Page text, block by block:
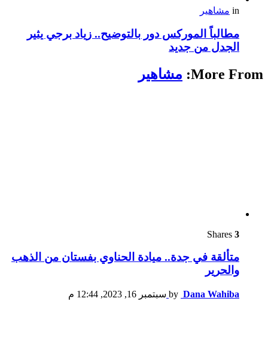
in مشاهير
مطالباً الموركس دور بالتوضيح.. زياد برجي يثير
الجدل من جديد
More From: مشاهير
3
متألقة في جدة.. ميادة الحناوي بفستان من الذهب
والحرير
by Dana Wahiba سبتمبر 16, 2023, 12:44 م